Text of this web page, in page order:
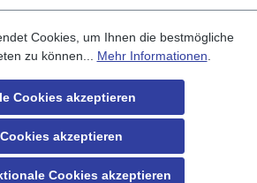
gelesen und bin mit ihnen
markierten Felder sind Pflichtfelder.
Cookies, um Ihnen die bestmögliche
zu können... Mehr Informationen
Cookies akzeptieren
Cookies akzeptieren
Cookies akzeptieren